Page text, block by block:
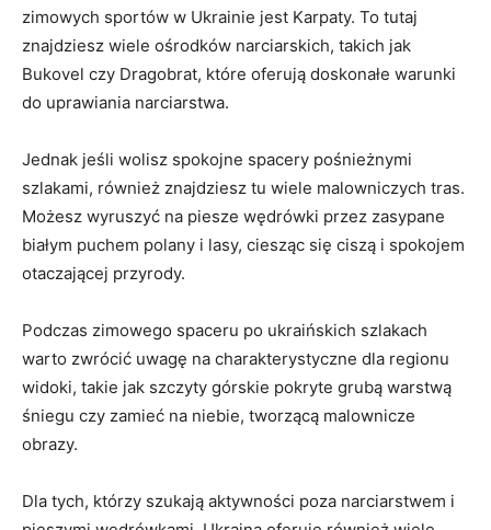
zimowych sportów w Ukrainie jest‍ Karpaty. To tutaj
znajdziesz wiele ośrodków narciarskich, takich jak‍
Bukovel czy Dragobrat, które oferują doskonałe warunki‌
do uprawiania narciarstwa.
Jednak jeśli ​wolisz spokojne spacery‌ pośnieżnymi
szlakami, ‌również znajdziesz tu wiele ​malowniczych tras.
Możesz wyruszyć ‌na piesze wędrówki przez ⁤zasypane⁣
białym puchem​ polany i lasy, ciesząc się ciszą ⁢i‍ spokojem
otaczającej przyrody.
Podczas zimowego spaceru po ukraińskich szlakach
warto zwrócić​ uwagę na charakterystyczne dla regionu ​
widoki, takie⁢ jak‍ szczyty górskie ⁢pokryte grubą warstwą
śniegu⁢ czy zamieć na niebie, tworzącą⁢ malownicze
obrazy.
Dla tych,⁣ którzy ​szukają aktywności poza ⁢narciarstwem i